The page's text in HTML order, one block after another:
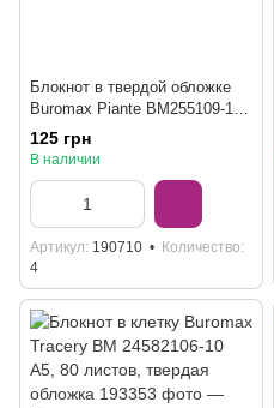
Блокнот в твердой обложке
Buromax Piante BM255109-11
А5, 96 листов в клетку
125 грн
В наличии
Артикул 190710
Количество
4